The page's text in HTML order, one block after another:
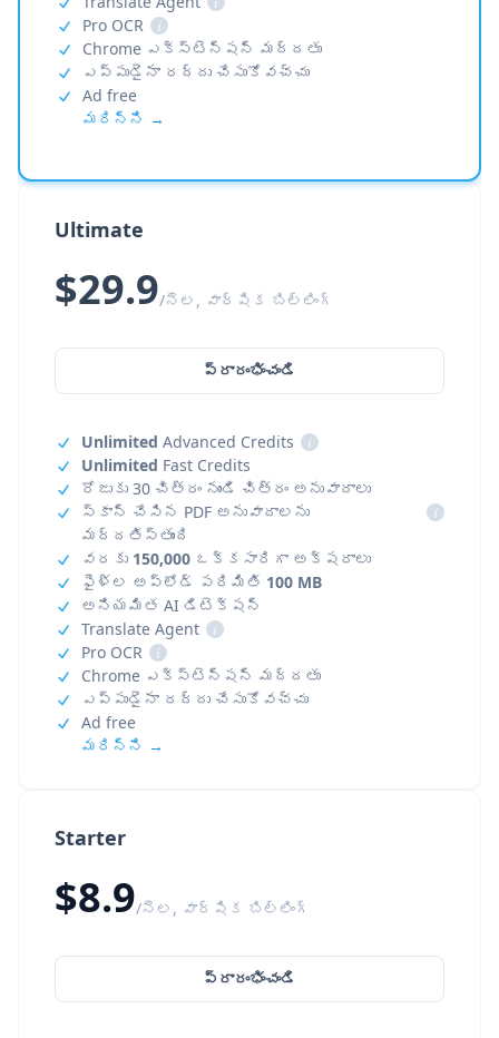
Starter
$8.9/నెల, వార్షిక బిల్లింగ్
ప్రారంభించండి
Pro OCR
i
Chrome ఎక్స్‌టెన్షన్ మద్దతు
ఎప్పుడైనా రద్దు చేసుకోవచ్చు
Ad free
మరిన్ని →
Ultimate
$29.9/నెల, వార్షిక బిల్లింగ్
ప్రారంభించండి
Unlimited Advanced Credits
i
Unlimited Fast Credits
రోజుకు 30 చిత్రం నుండి చిత్రం అనువాదాలు
స్కాన్ చేసిన PDF అనువాదాలను
మద్దతిస్తుంది
i
వరకు 150,000 ఒక్కసారిగా అక్షరాలు
ఫైళ్ల అప్‌లోడ్ పరిమితి 100 MB
అనియమిత AI డిటెక్షన్
Translate Agent
i
Pro OCR
i
Chrome ఎక్స్‌టెన్షన్ మద్దతు
ఎప్పుడైనా రద్దు చేసుకోవచ్చు
Ad free
మరిన్ని →